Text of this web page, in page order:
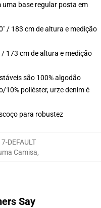
base regular posta em
/ 183 cm de altura e medição
173 cm de altura e medição
são 100% algodão
10% poliéster, urze denim é
para robustez
DEFAULT
Camisa,
Say